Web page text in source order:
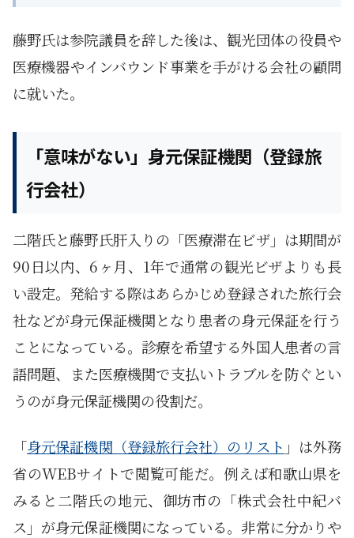
藤野氏は参院議員を辞した後は、観光団体の役員や
医療機器やインバウンド事業を手がける会社の顧問
に就いた。
「意味がない」身元保証機関（登録旅
行会社）
二階氏と藤野氏肝入りの「医療滞在ビザ」は期間が
90日以内、6ヶ月、1年で通常の観光ビザよりも長
い設定。発給する際はあらかじめ登録された旅行会
社などが身元保証機関となり患者の身元保証を行う
ことになっている。診療を希望する外国人患者の言
語問題、また医療機関で支払いトラブルを防ぐとい
うのが身元保証機関の役割だ。
「身元保証機関（登録旅行会社）のリスト 」は外務
省のWEBサイトで閲覧可能だ。例えば和歌山県を
みると二階氏の地元、御坊市の「株式会社中紀バ
ス」が身元保証機関になっている。非常に分かりや